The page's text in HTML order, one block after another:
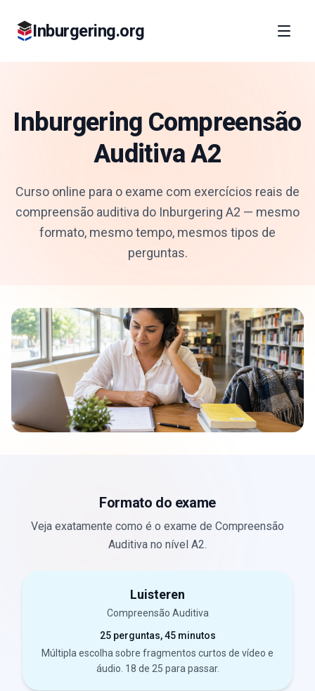
Inburgering.org
Inburgering Compreensão
Auditiva A2
Curso online para o exame com exercícios reais de
compreensão auditiva do Inburgering A2 — mesmo
formato, mesmo tempo, mesmos tipos de
perguntas.
Formato do exame
Veja exatamente como é o exame de Compreensão
Auditiva no nível A2.
Luisteren
Compreensão Auditiva
25 perguntas, 45 minutos
Múltipla escolha sobre fragmentos curtos de vídeo e
áudio. 18 de 25 para passar.